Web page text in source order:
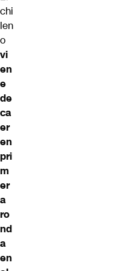
chi
len
o
vi
en
e
de
ca
er
en
pri
m
er
a
ro
nd
a
en